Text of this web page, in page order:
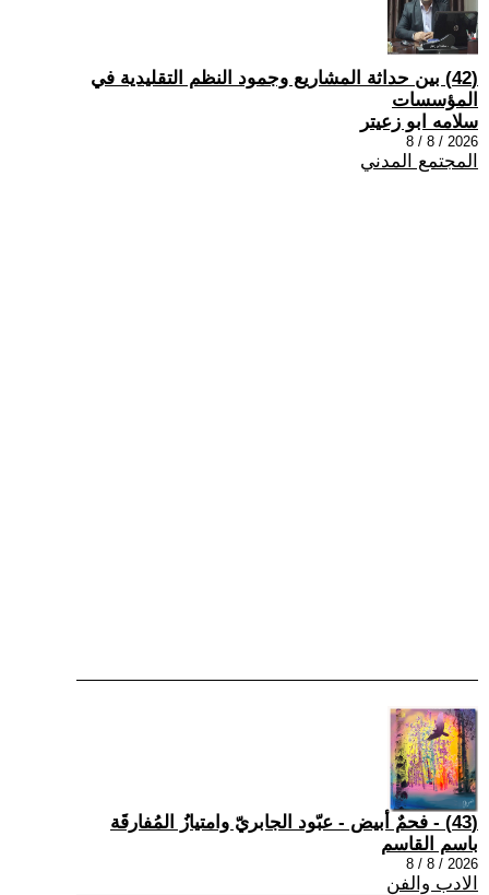
(42) بين حداثة المشاريع وجمود النظم التقليدية في
المؤسسات
سلامه ابو زعيتر
2026 / 8 / 8
المجتمع المدني
(43) - فحمٌ أبيض - عبّود الجابريّ وامتيازُ المُفارقَة
باسم القاسم
2026 / 8 / 8
الادب والفن